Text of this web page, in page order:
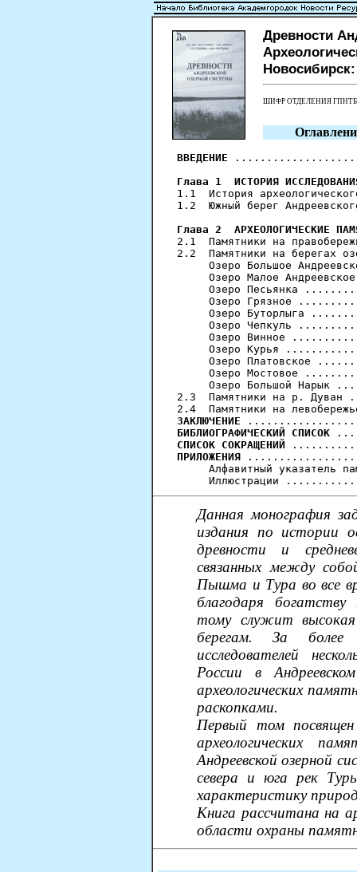
Древности
Новосибирск:
ШИФР ОТДЕЛЕНИЯ
ВВЕДЕНИЕ
Глава 1  ИСТОРИЯ
1.1  История
1.2  Южный берег
Глава 2  АРХЕОЛОГИЧЕСКИЕ
2.1  Памятники на
2.2  Памятники на
Озеро Большое
Озеро Малое
Озеро Песьянка
Озеро Грязное
Озеро Буторлыга
Озеро Чепкуль
Озеро Винное
Озеро Курья
Озеро Платовское
Озеро Мостовое
Озеро Большой Нарык
2.3  Памятники на р.
ЗАКЛЮЧЕНИЕ
БИБЛИОГРАФИЧЕСКИЙ СПИСОК
СПИСОК СОКРАЩЕНИЙ
ПРИЛОЖЕНИЯ
Алфавитный указатель
Данная монография
издания по истории
древности и
связанных между
Пышма и Тура во все
благодаря
тому служит высокая
берегам. За
исследователей
России в
археологических
раскопками.
Первый том
археологических
Андреевской озерной
севера и юга рек
характеристику
Книга рассчитана на
области охраны